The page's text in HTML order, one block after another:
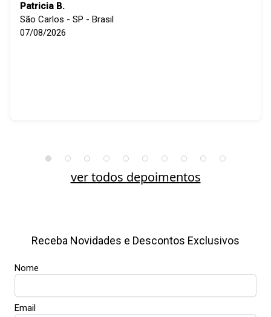
Patricia B.
São Carlos - SP - Brasil
07/08/2026
ver todos depoimentos
Receba Novidades e Descontos Exclusivos
Nome
Email